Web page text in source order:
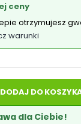
ceny
otrzymujesz
warunki
DODAJ DO
dla Ciebie!